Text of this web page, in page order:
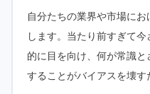
自分たちの業界や市場に
します。当たり前すぎて
的に目を向け、何が常識
することがバイアスを壊す